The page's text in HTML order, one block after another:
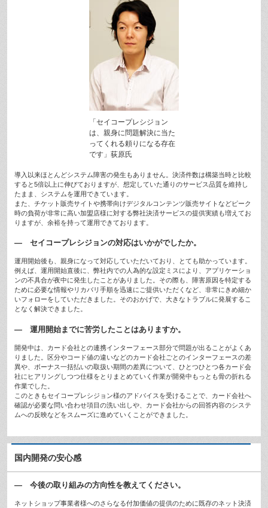
「セイコープレシジョン
は、親身に問題解決に当た
ってくれる頼りになる存在
です」荻原氏
導入以来ほとんどシステム障害の発生もありません。決済件数は構築当時と比較
すると5倍以上に伸びておりますが、想定していた通りのサービス品質を維持し
たまま、システムを運用できています。
また、チケット販売サイトや携帯向けデジタルコンテンツ販売サイトなどピーク
時の負荷が非常に高い加盟店様に対する弊社決済サービスの提供実績も増えてお
りますが、余裕を持って運用できております。
— セイコープレシジョンの対応はいかがでしたか。
運用開始後も、親身になって対応していただいており、とても助かっています。
例えば、運用開始直後に、弊社内での人為的な設定ミスにより、アプリケーショ
ンの不具合が夜中に発生したことがありました。その際も、障害原因を特定する
ために必要な情報やリカバリ手順を迅速にご提供いただくなど、非常にきめ細か
いフォローをしていただきました。そのおかげで、大きなトラブルに発展するこ
となく解決できました。
— 運用開始までに苦労したことはありますか。
開発中は、カード会社との連携インターフェース部分で問題が出ることがよくあ
りました。区分やコード値の違いなどのカード会社ごとのインターフェースの差
異や、ボーナス一括払いの取扱い期間の差異について、ひとつひとつ各カード会
社にヒアリングしつつ仕様をとりまとめていく作業が開発中もっとも骨の折れる
作業でした。
このときもセイコープレシジョン様のアドバイスを受けることで、カード会社へ
確認が必要な問い合わせ項目の洗い出しや、カード会社からの回答内容のシステ
ムへの反映などをスムーズに進めていくことができました。
国内開発の安心感
— 今後の取り組みの方向性を教えてください。
ネットショップ事業者様へのさらなる付加価値の提供のために既存のネット決済